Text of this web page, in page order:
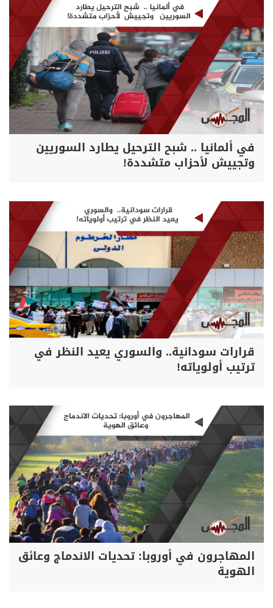
في ألمانيا .. شبح الترحيل يطارد السوريين
وتجييش لأحزاب متشددة!
قرارات سودانية.. والسوري يعيد النظر في
ترتيب أولوياته!
المهاجرون في أوروبا: تحديات الاندماج وعائق
الهوية